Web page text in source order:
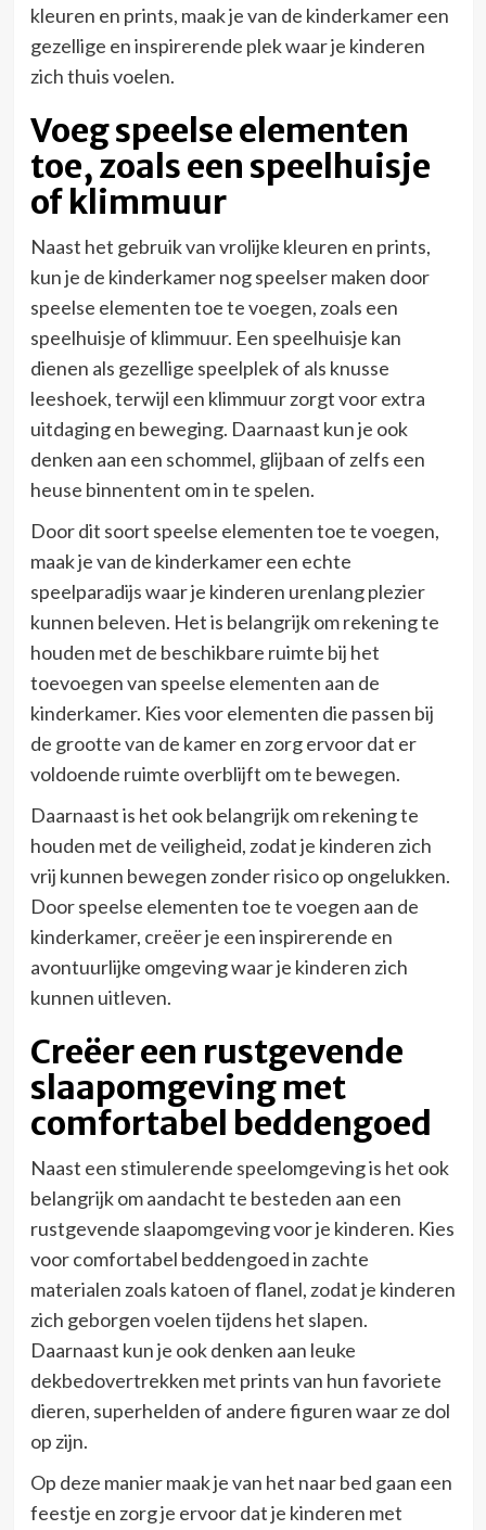
kleuren en prints, maak je van de kinderkamer een
gezellige en inspirerende plek waar je kinderen
zich thuis voelen.
Voeg speelse elementen
toe, zoals een speelhuisje
of klimmuur
Naast het gebruik van vrolijke kleuren en prints,
kun je de kinderkamer nog speelser maken door
speelse elementen toe te voegen, zoals een
speelhuisje of klimmuur. Een speelhuisje kan
dienen als gezellige speelplek of als knusse
leeshoek, terwijl een klimmuur zorgt voor extra
uitdaging en beweging. Daarnaast kun je ook
denken aan een schommel, glijbaan of zelfs een
heuse binnentent om in te spelen.
Door dit soort speelse elementen toe te voegen,
maak je van de kinderkamer een echte
speelparadijs waar je kinderen urenlang plezier
kunnen beleven. Het is belangrijk om rekening te
houden met de beschikbare ruimte bij het
toevoegen van speelse elementen aan de
kinderkamer. Kies voor elementen die passen bij
de grootte van de kamer en zorg ervoor dat er
voldoende ruimte overblijft om te bewegen.
Daarnaast is het ook belangrijk om rekening te
houden met de veiligheid, zodat je kinderen zich
vrij kunnen bewegen zonder risico op ongelukken.
Door speelse elementen toe te voegen aan de
kinderkamer, creëer je een inspirerende en
avontuurlijke omgeving waar je kinderen zich
kunnen uitleven.
Creëer een rustgevende
slaapomgeving met
comfortabel beddengoed
Naast een stimulerende speelomgeving is het ook
belangrijk om aandacht te besteden aan een
rustgevende slaapomgeving voor je kinderen. Kies
voor comfortabel beddengoed in zachte
materialen zoals katoen of flanel, zodat je kinderen
zich geborgen voelen tijdens het slapen.
Daarnaast kun je ook denken aan leuke
dekbedovertrekken met prints van hun favoriete
dieren, superhelden of andere figuren waar ze dol
op zijn.
Op deze manier maak je van het naar bed gaan een
feestje en zorg je ervoor dat je kinderen met